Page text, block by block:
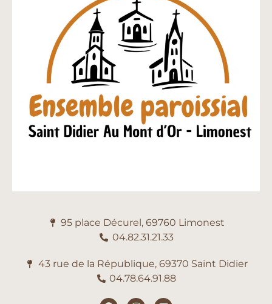
95 place Décurel, 69760 Limonest
04.82.31.21.33
43 rue de la République, 69370 Saint Didier
04.78.64.91.88